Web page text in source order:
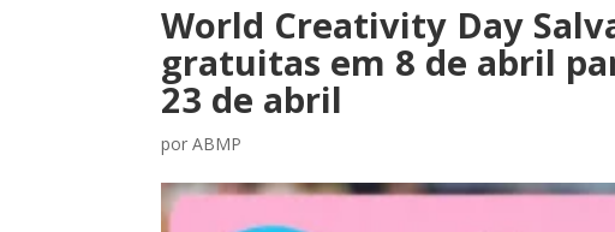
World Creativity Day
gratuitas em 8 de abril
23 de abril
porABMP